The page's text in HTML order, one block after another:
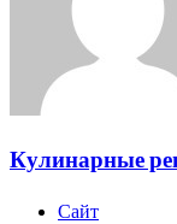
Кулинарные
Сайт